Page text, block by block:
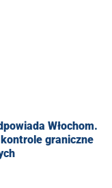
Włochom.
graniczne